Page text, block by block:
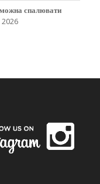
спалювати